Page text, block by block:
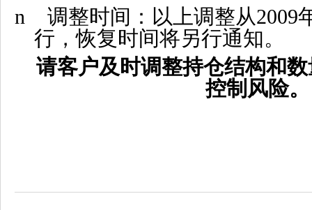
n
调整时间：以上调整从2009
行，恢复时间将另行通知。
请客户及时调整持仓结构和
控制风险。